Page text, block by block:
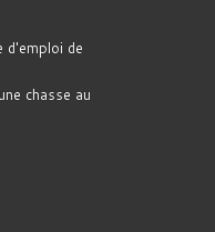
d'emploi de
chasse au